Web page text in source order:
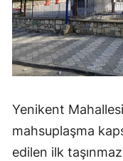
Yenikent
mahsuplaşma
edilen ilk